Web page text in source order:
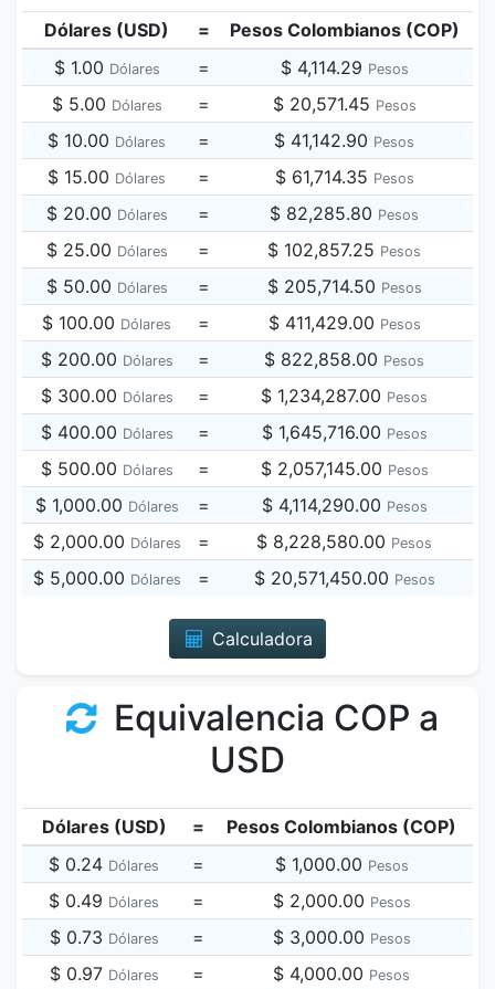
Dólares (USD) =
Pesos Colombianos (COP)
$ 1.00 Dólares = $ 4,114.29 Pesos
$ 5.00 Dólares = $ 20,571.45 Pesos
$ 10.00 Dólares = $ 41,142.90 Pesos
$ 15.00 Dólares = $ 61,714.35 Pesos
$ 20.00 Dólares = $ 82,285.80 Pesos
$ 25.00 Dólares = $ 102,857.25 Pesos
$ 50.00 Dólares = $ 205,714.50 Pesos
$ 100.00 Dólares = $ 411,429.00 Pesos
$ 200.00 Dólares = $ 822,858.00 Pesos
$ 300.00 Dólares = $ 1,234,287.00 Pesos
$ 400.00 Dólares = $ 1,645,716.00 Pesos
$ 500.00 Dólares = $ 2,057,145.00 Pesos
$ 1,000.00 Dólares = $ 4,114,290.00 Pesos
$ 2,000.00 Dólares = $ 8,228,580.00 Pesos
$ 5,000.00 Dólares = $ 20,571,450.00 Pesos
Calculadora
Equivalencia COP a
USD
Dólares (USD) =
Pesos Colombianos (COP)
$ 0.24 Dólares = $ 1,000.00 Pesos
$ 0.49 Dólares = $ 2,000.00 Pesos
$ 0.73 Dólares = $ 3,000.00 Pesos
$ 0.97 Dólares = $ 4,000.00 Pesos